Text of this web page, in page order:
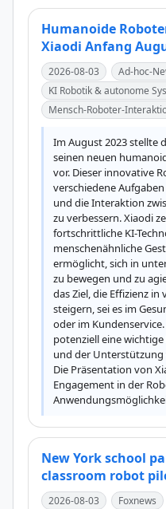
Humanoide
Xiaodi Anfang
2026-08-03
Ad-hoc-
KI Robotik & autonome
Mensch-Roboter-
Im August 2023 stellte
seinen neuen
vor. Dieser innovative
verschiedene
und die Interaktion
zu verbessern. Xiaodi
fortschrittliche KI-
menschenähnliche
ermöglicht, sich in
zu bewegen und zu
das Ziel, die Effizienz in
steigern, sei es im
oder im
potenziell eine
und der
Die Präsentation von
Engagement in der
New York school
classroom robot
2026-08-03
Foxnews